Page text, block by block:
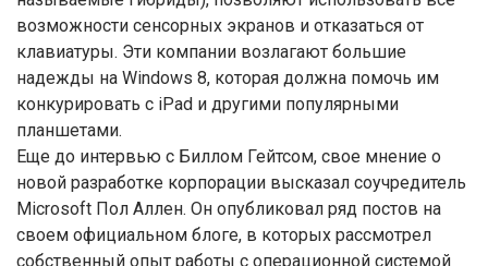
возможности сенсорных экранов и отказаться от
клавиатуры. Эти компании возлагают большие
надежды на Windows 8, которая должна помочь им
конкурировать с iPad и другими популярными
планшетами.
Еще до интервью с Биллом Гейтсом, свое мнение о
новой разработке корпорации высказал соучредитель
Microsoft Пол Аллен. Он опубликовал ряд постов на
своем официальном блоге, в которых рассмотрел
собственный опыт работы с операционной системой